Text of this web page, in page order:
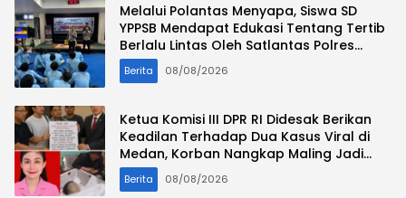
Melalui Polantas Menyapa, Siswa SD
YPPSB Mendapat Edukasi Tentang Tertib
Berlalu Lintas Oleh Satlantas Polres
Kutim
Berita 08/08/2026
Ketua Komisi III DPR RI Didesak Berikan
Keadilan Terhadap Dua Kasus Viral di
Medan, Korban Nangkap Maling Jadi
Tersangka dan Kasus Kematian Winda
Mantan Istri Anggota Polisi
Berita 08/08/2026